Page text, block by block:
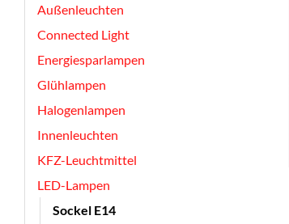
Außenleuchten
Connected Light
Energiesparlampen
Glühlampen
Halogenlampen
Innenleuchten
KFZ-Leuchtmittel
LED-Lampen
Sockel E14